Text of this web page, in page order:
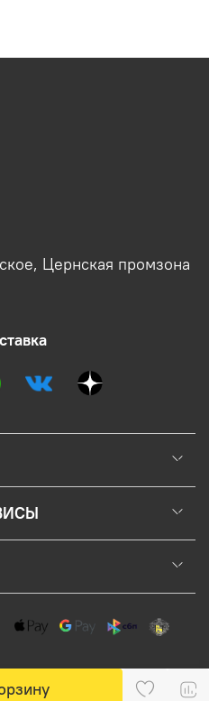
Цернская промзона